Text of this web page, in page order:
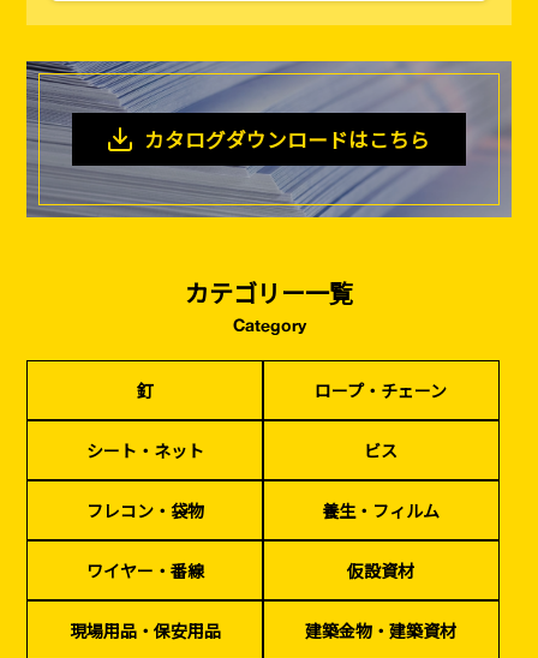
釘 ロープ・チェーン シート・ネット ビス
フレコン・袋物
ワイヤー・番線
現場用品・保安用品
建築金物・建築資材
型枠部材 基礎用部材 土木資材 テープ
シーリング剤・接着剤・スプレー等
検索
カタログダウンロード
家、マンションを
塗装工事
基礎工事・
コンクリート
（型枠工事）
仮説・バリケード
を設ける
イベント設置・
災害、台風対策
カタログダウンロードはこちら
カテゴリー一覧
Category
釘 ロープ・チェーン
シート・ネット ビス
フレコン・袋物 養生・フィルム
ワイヤー・番線 仮設資材
現場用品・保安用品 建築金物・建築資材